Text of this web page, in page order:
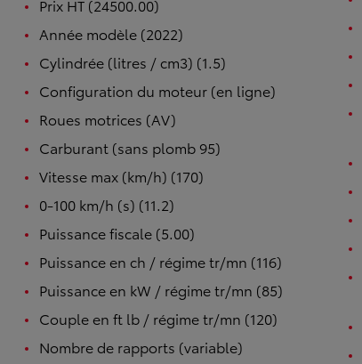
Prix HT (24500.00)
Année modèle (2022)
Cylindrée (litres / cm3) (1.5)
Configuration du moteur (en ligne)
Roues motrices (AV)
Carburant (sans plomb 95)
Vitesse max (km/h) (170)
0-100 km/h (s) (11.2)
Puissance fiscale (5.00)
Puissance en ch / régime tr/mn (116)
Puissance en kW / régime tr/mn (85)
Couple en ft lb / régime tr/mn (120)
Nombre de rapports (variable)